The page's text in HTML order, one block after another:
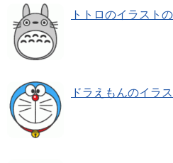
トトロのイラスト
ドラえもんのイラ